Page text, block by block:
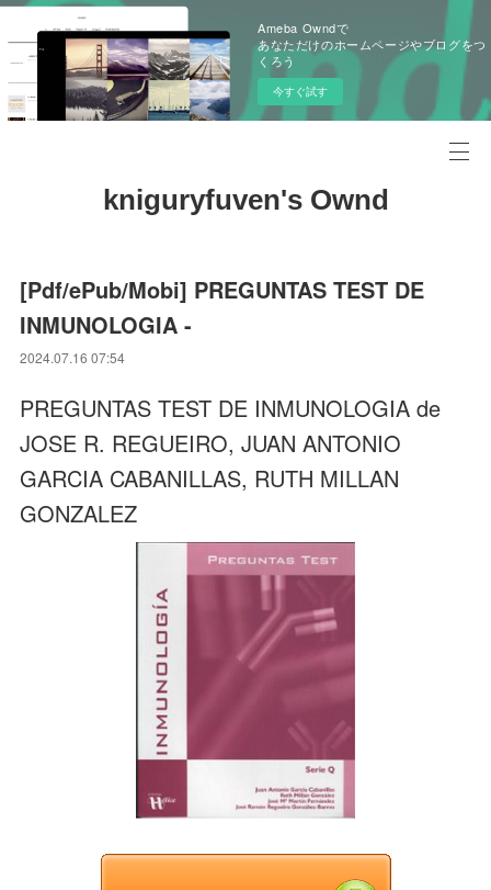
Ameba Owndで
あなただけのホームページやブログをつ
くろう
今すぐ試す
kniguryfuven's Ownd
[Pdf/ePub/Mobi] PREGUNTAS TEST DE
INMUNOLOGIA -
2024.07.16 07:54
PREGUNTAS TEST DE INMUNOLOGIA de
JOSE R. REGUEIRO, JUAN ANTONIO
GARCIA CABANILLAS, RUTH MILLAN
GONZALEZ